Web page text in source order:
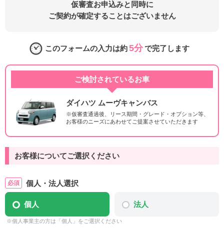
仮審査お申込みと同時に
ご契約が確定することはございません
このフォームの入力は約 5分 で完了します
ご検討されているお車
ダイハツ ムーヴキャンバス
※仮審査通過後、リース期間・グレード・オプション等、
お客様のニーズにあわせてご提案させていただきます
お客様についてご選択ください
個人・法人選択
個人 法人
※個人事業主の方は「個人」をご選択ください